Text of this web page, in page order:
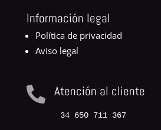
Información legal
Política de privacidad
Aviso legal
 Atención al cliente
34 650 711 367